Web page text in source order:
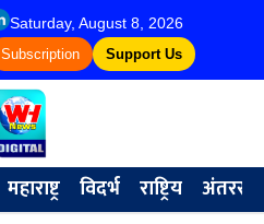
Saturday, August 8, 2026
Subscription Support Us
महाराष्ट्र विदर्भ राष्ट्रिय